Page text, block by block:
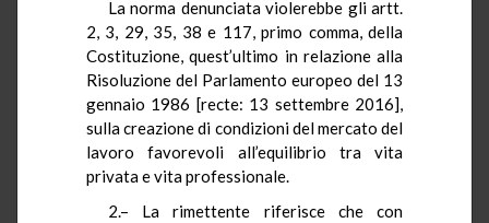
La norma denunciata violerebbe gli artt.
2, 3, 29, 35, 38 e 117, primo comma, della
Costituzione, quest’ultimo in relazione alla
Risoluzione del Parlamento europeo del 13
gennaio 1986 [recte: 13 settembre 2016],
sulla creazione di condizioni del mercato del
lavoro favorevoli all’equilibrio tra vita
privata e vita professionale.
2.– La rimettente riferisce che con